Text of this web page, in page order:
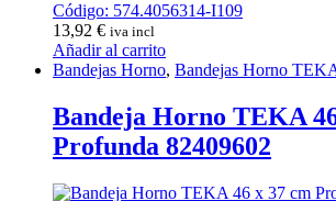
Código: 574.4056314-I109
13,92 € iva incl
Añadir al carrito
Bandejas Horno, Bandejas Horno
Bandeja Horno TEKA
Profunda 82409602